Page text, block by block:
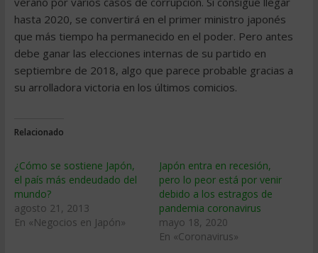
hasta 2020, se convertirá en el primer ministro japonés
que más tiempo ha permanecido en el poder. Pero antes
debe ganar las elecciones internas de su partido en
septiembre de 2018, algo que parece probable gracias a
su arrolladora victoria en los últimos comicios.
Relacionado
¿Cómo se sostiene Japón,
el país más endeudado del
mundo?
agosto 21, 2013
En «Negocios en Japón»
Japón entra en recesión,
pero lo peor está por venir
debido a los estragos de
pandemia coronavirus
mayo 18, 2020
En «Coronavirus»